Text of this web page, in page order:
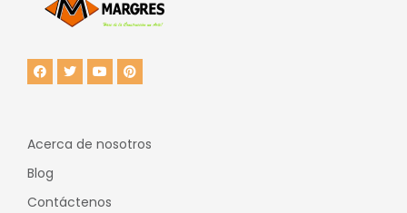
Acerca de nosotros
Blog
Contáctenos